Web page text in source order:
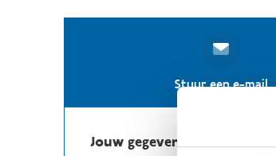
Stuur een e-mail
Jouw gegevens